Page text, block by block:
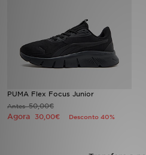
PUMA Flex Focus Junior
Antes50,00€
Agora 30,00€ Desconto 40%
FUTEBOL JD
LOCALIZADOR DE LOJAS